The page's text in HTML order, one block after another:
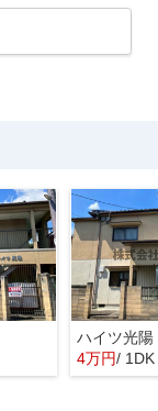
ハイツ光陽
4万円/ 1DK